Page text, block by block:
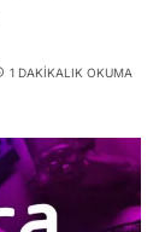
1 DAKIKALIK OKUMA